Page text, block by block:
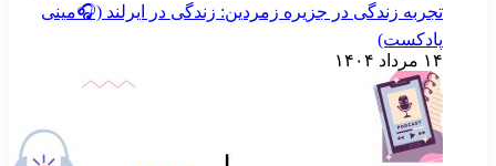
تجربه زندگی در جزیره زمردین: زندگی در ایرلند (🎧مینی
پادکست)
۱۴ مرداد ۱۴۰۴